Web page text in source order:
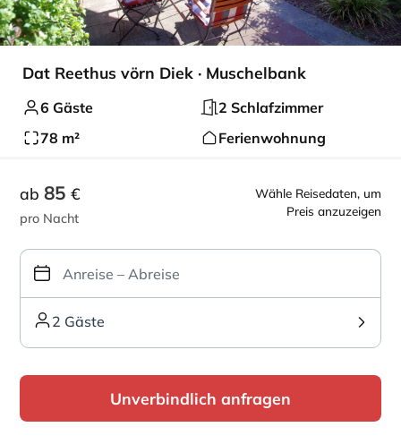
Dat Reethus vörn Diek · Muschelbank
6 Gäste
2 Schlafzimmer
78 m²
Ferienwohnung
Wähle Reisedaten, um
Preis anzuzeigen
ab 85 €
pro Nacht
2 Gäste
Unverbindlich anfragen